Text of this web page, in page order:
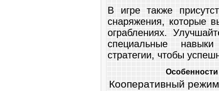
В игре также
снаряжения, которые
ограблениях.
специальные
стратегии, чтобы
Кооперативный режим